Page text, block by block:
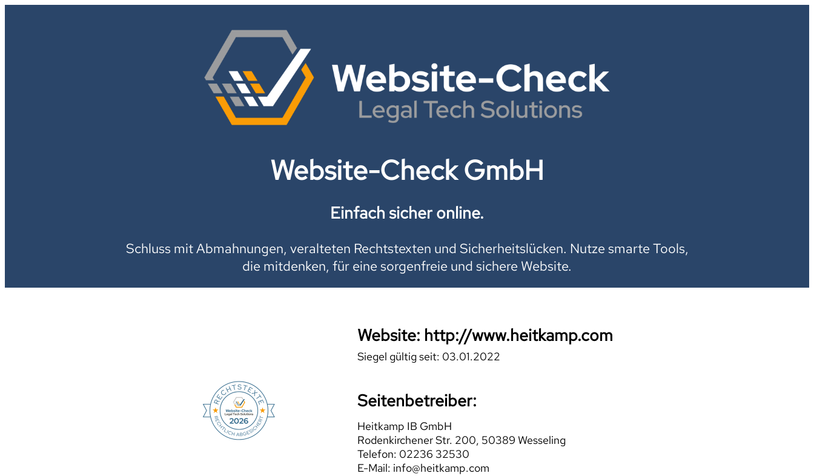
Website-Check GmbH
Einfach sicher online.
Schluss mit Abmahnungen, veralteten Rechtstexten und Sicherheitslücken. Nutze smarte Tools,
die mitdenken, für eine sorgenfreie und sichere Website.
Website: http://www.heitkamp.com
Siegel gültig seit: 03.01.2022
Seitenbetreiber:
Heitkamp IB GmbH
Rodenkirchener Str. 200, 50389 Wesseling
Telefon: 02236 32530
E-Mail: info@heitkamp.com